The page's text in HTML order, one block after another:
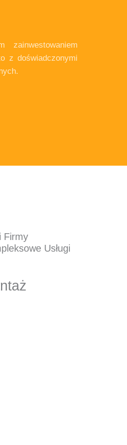
zainwestowaniem
z doświadczonymi
Firmy
Usługi